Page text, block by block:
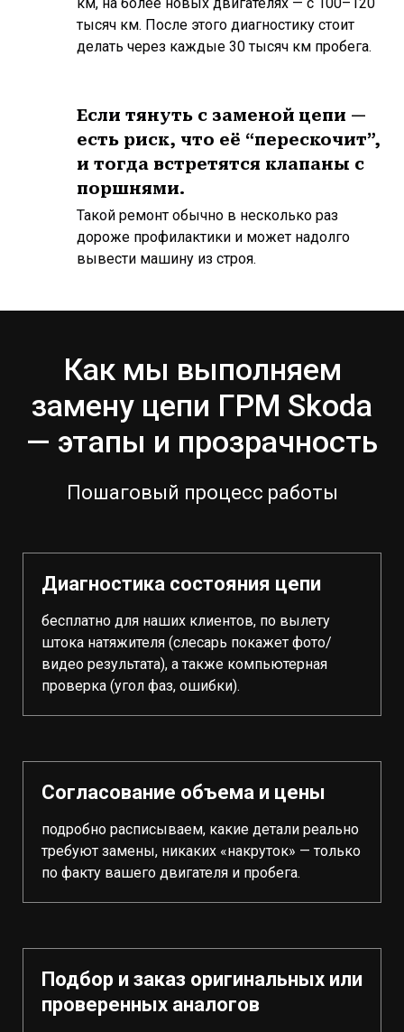
тысяч км. После этого диагностику стоит
делать через каждые 30 тысяч км пробега.
Если тянуть с заменой цепи —
есть риск, что её “перескочит”,
и тогда встретятся клапаны с
поршнями.
Такой ремонт обычно в несколько раз
дороже профилактики и может надолго
вывести машину из строя.
Как мы выполняем
замену цепи ГРМ Skoda
— этапы и прозрачность
Пошаговый процесс работы
Диагностика состояния цепи
бесплатно для наших клиентов, по вылету
штока натяжителя (слесарь покажет фото/
видео результата), а также компьютерная
проверка (угол фаз, ошибки).
Согласование объема и цены
подробно расписываем, какие детали реально
требуют замены, никаких «накруток» — только
по факту вашего двигателя и пробега.
Подбор и заказ оригинальных или
проверенных аналогов